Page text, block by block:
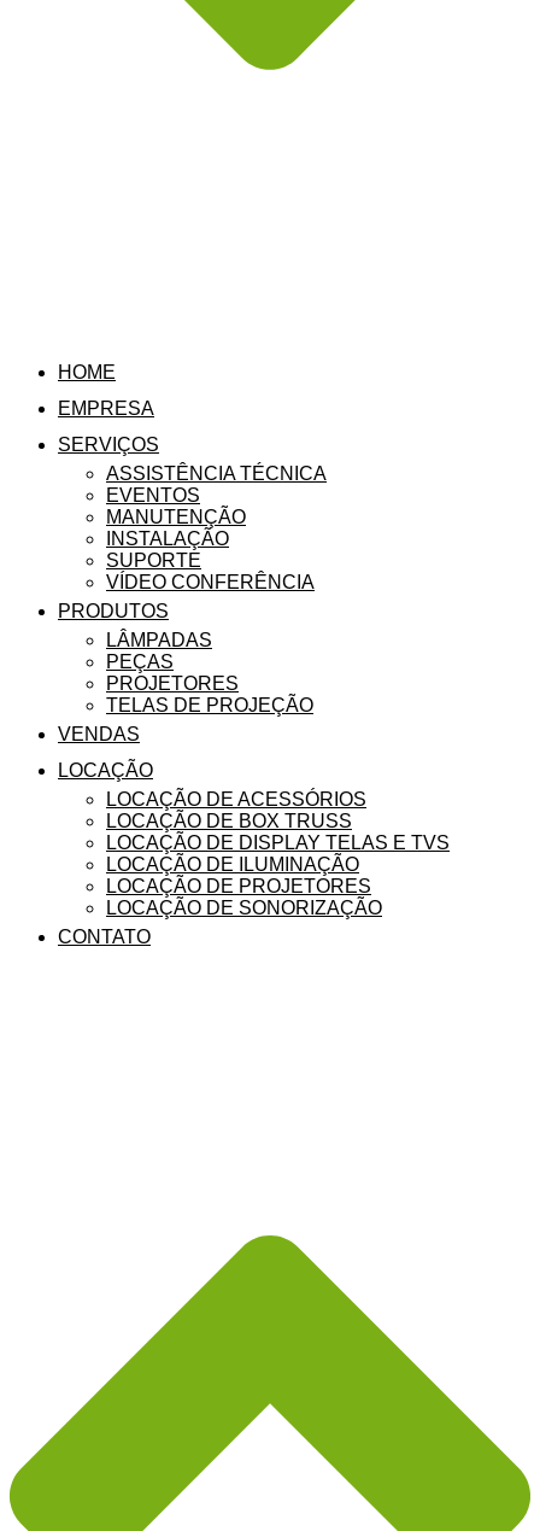
HOME
EMPRESA
SERVIÇOS
ASSISTÊNCIA TÉCNICA
EVENTOS
MANUTENÇÃO
INSTALAÇÃO
SUPORTE
VÍDEO CONFERÊNCIA
PRODUTOS
LÂMPADAS
PEÇAS
PROJETORES
TELAS DE PROJEÇÃO
VENDAS
LOCAÇÃO
LOCAÇÃO DE ACESSÓRIOS
LOCAÇÃO DE BOX TRUSS
LOCAÇÃO DE DISPLAY TELAS E TVS
LOCAÇÃO DE ILUMINAÇÃO
LOCAÇÃO DE PROJETORES
LOCAÇÃO DE SONORIZAÇÃO
CONTATO